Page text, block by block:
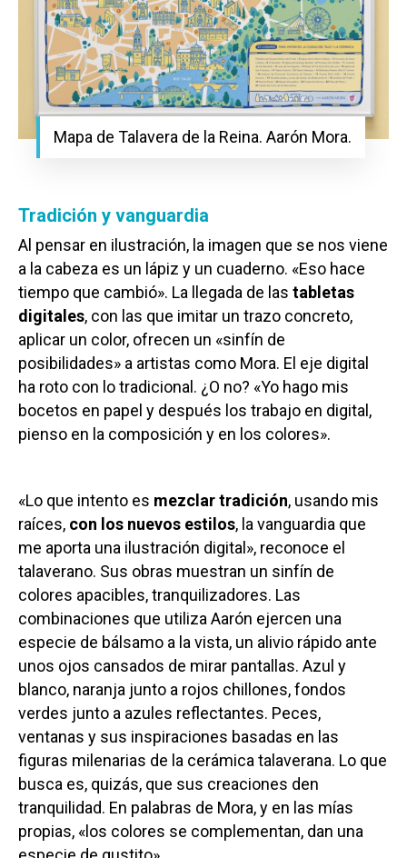
Mapa de Talavera de la Reina. Aarón Mora.
Tradición y vanguardia
Al pensar en ilustración, la imagen que se nos viene
a la cabeza es un lápiz y un cuaderno. «Eso hace
tiempo que cambió». La llegada de las tabletas
digitales, con las que imitar un trazo concreto,
aplicar un color, ofrecen un «sinfín de
posibilidades» a artistas como Mora. El eje digital
ha roto con lo tradicional. ¿O no? «Yo hago mis
bocetos en papel y después los trabajo en digital,
pienso en la composición y en los colores».
«Lo que intento es mezclar tradición, usando mis
raíces, con los nuevos estilos, la vanguardia que
me aporta una ilustración digital», reconoce el
talaverano. Sus obras muestran un sinfín de
colores apacibles, tranquilizadores. Las
combinaciones que utiliza Aarón ejercen una
especie de bálsamo a la vista, un alivio rápido ante
unos ojos cansados de mirar pantallas. Azul y
blanco, naranja junto a rojos chillones, fondos
verdes junto a azules reflectantes. Peces,
ventanas y sus inspiraciones basadas en las
figuras milenarias de la cerámica talaverana. Lo que
busca es, quizás, que sus creaciones den
tranquilidad. En palabras de Mora, y en las mías
propias, «los colores se complementan, dan una